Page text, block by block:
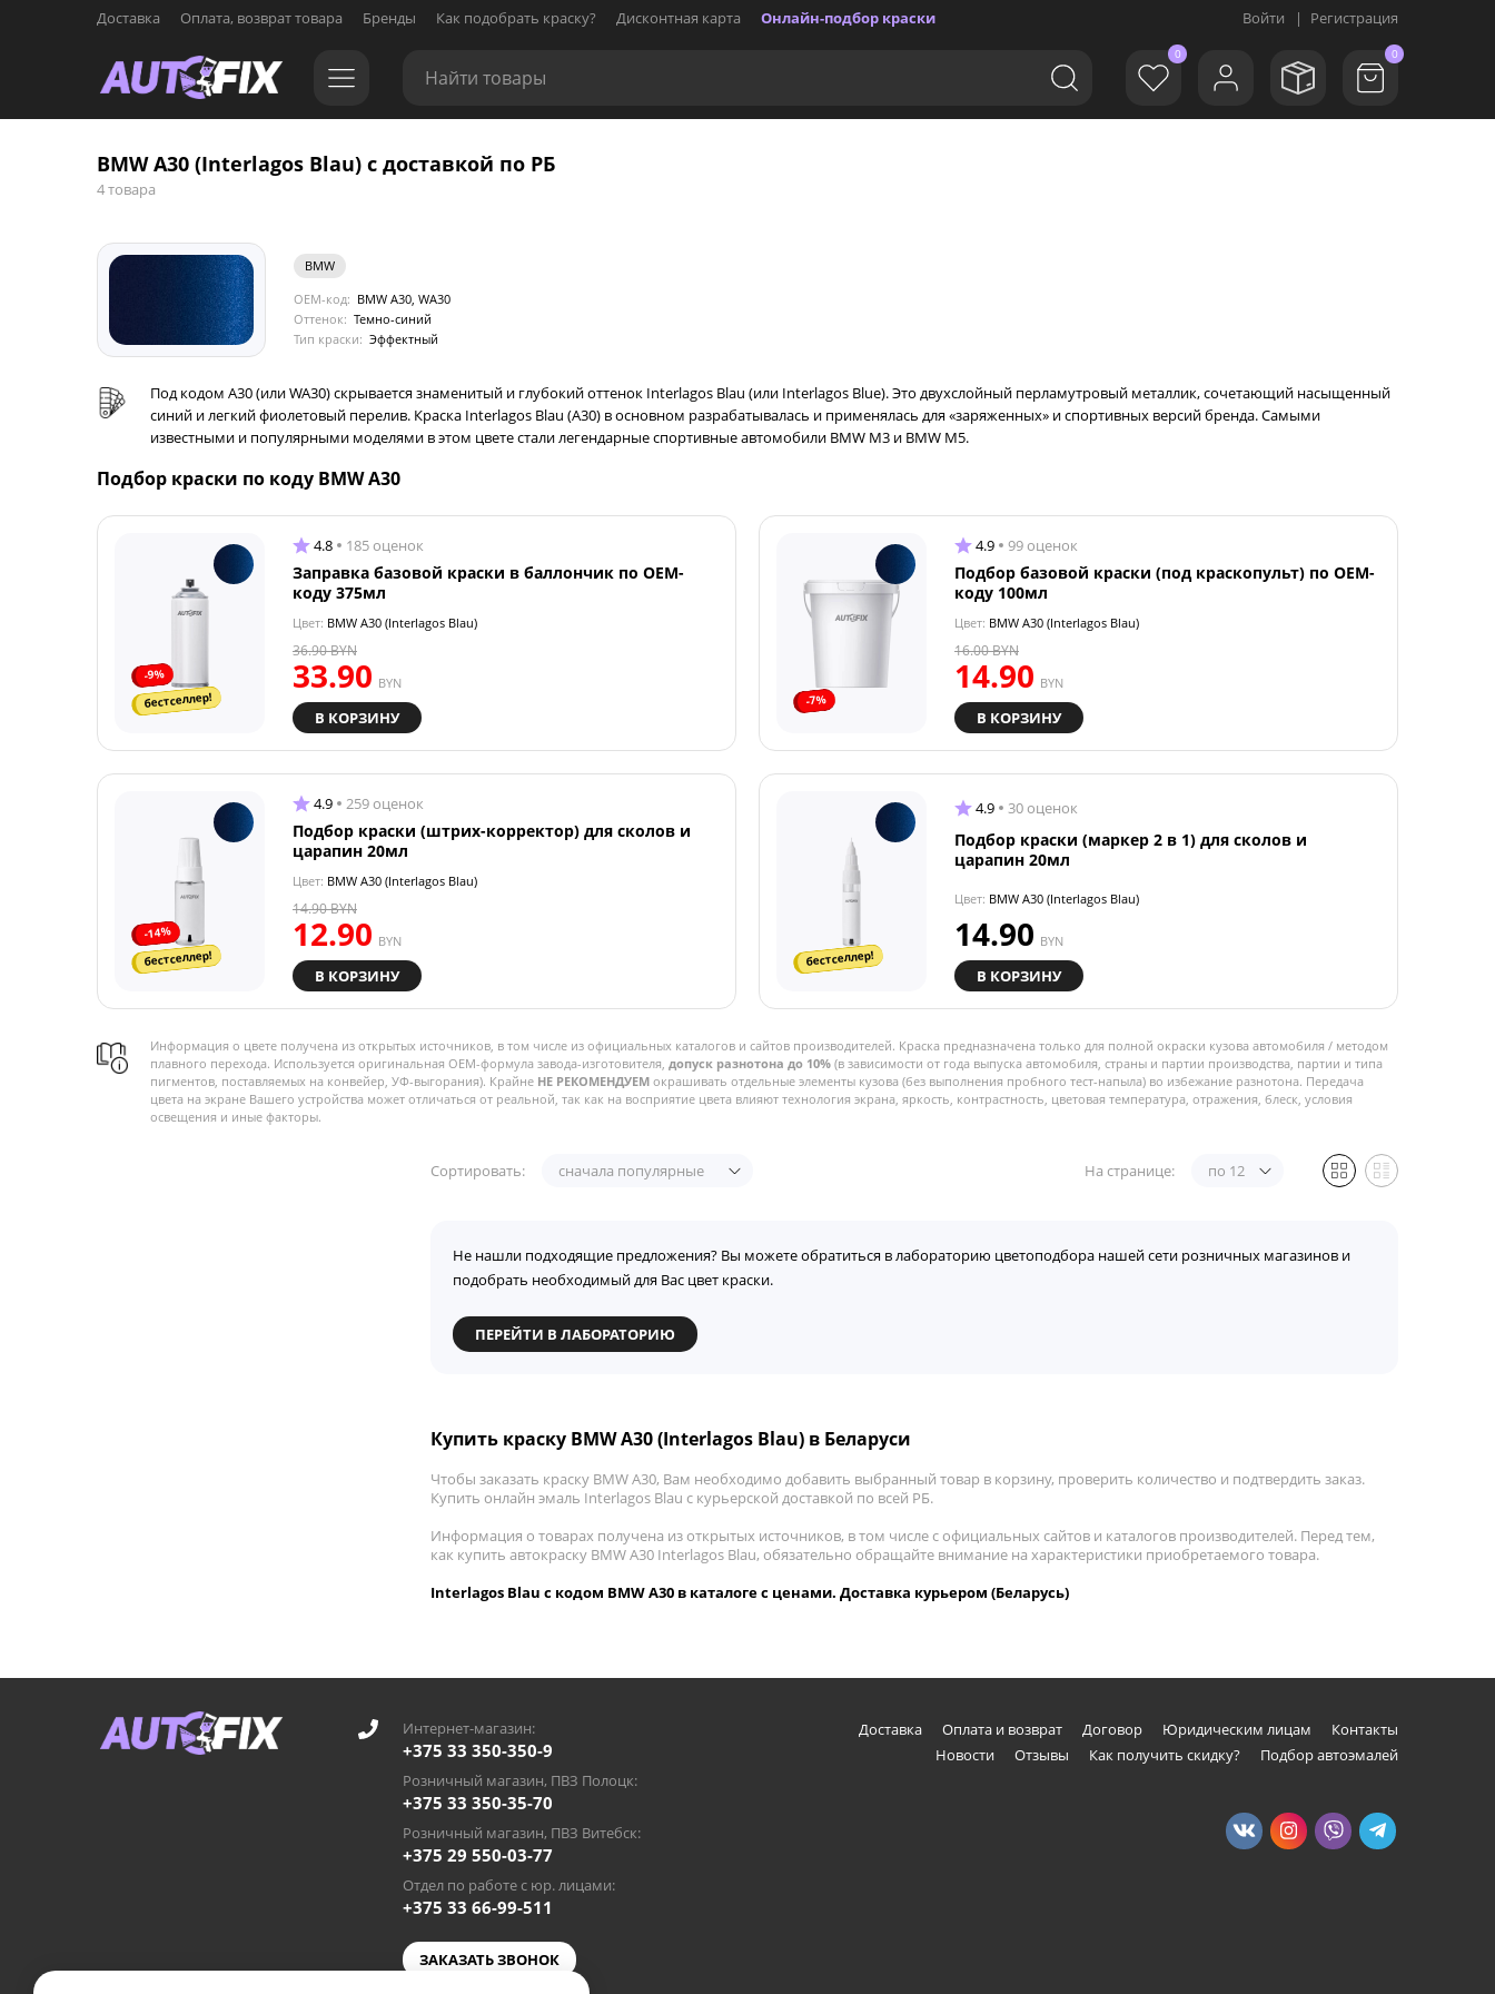
Доставка Оплата, возврат товара Бренды Как подобрать краску? Дисконтная карта Онлайн-подбор краски Войти | Регистрация
0 0
BMW A30 (Interlagos Blau) с доставкой по РБ
4 товара
BMW
OEM-код: BMW A30, WA30
Оттенок: Темно-синий
Тип краски: Эффектный
Под кодом A30 (или WA30) скрывается знаменитый и глубокий оттенок Interlagos Blau (или Interlagos Blue). Это двухслойный перламутровый металлик, сочетающий насыщенный
синий и легкий фиолетовый перелив. Краска Interlagos Blau (A30) в основном разрабатывалась и применялась для «заряженных» и спортивных версий бренда. Самыми
известными и популярными моделями в этом цвете стали легендарные спортивные автомобили BMW M3 и BMW M5.
Подбор краски по коду BMW A30
-9%
бестселлер!
4.8 185 оценок
Заправка базовой краски в баллончик по OEM-
коду 375мл
Цвет: BMW A30 (Interlagos Blau)
33.90 BYN
36.90BYN
В КОРЗИНУ
-7%
4.9 99 оценок
Подбор базовой краски (под краскопульт) по OEM-
коду 100мл
Цвет: BMW A30 (Interlagos Blau)
14.90 BYN
16.00BYN
В КОРЗИНУ
-14%
бестселлер!
4.9 259 оценок
Подбор краски (штрих-корректор) для сколов и
царапин 20мл
Цвет: BMW A30 (Interlagos Blau)
12.90 BYN
14.90BYN
В КОРЗИНУ
бестселлер!
4.9 30 оценок
Подбор краски (маркер 2 в 1) для сколов и
царапин 20мл
Цвет: BMW A30 (Interlagos Blau)
14.90 BYN
В КОРЗИНУ
Информация о цвете получена из открытых источников, в том числе из официальных каталогов и сайтов производителей. Краска предназначена только для полной окраски кузова автомобиля / методом
плавного перехода. Используется оригинальная OEM-формула завода-изготовителя, допуск разнотона до 10% (в зависимости от года выпуска автомобиля, страны и партии производства, партии и типа
пигментов, поставляемых на конвейер, УФ-выгорания). Крайне НЕ РЕКОМЕНДУЕМ окрашивать отдельные элементы кузова (без выполнения пробного тест-напыла) во избежание разнотона. Передача
цвета на экране Вашего устройства может отличаться от реальной, так как на восприятие цвета влияют технология экрана, яркость, контрастность, цветовая температура, отражения, блеск, условия
освещения и иные факторы.
Сортировать: сначала популярные На странице: по 12
Не нашли подходящие предложения? Вы можете обратиться в лабораторию цветоподбора нашей сети розничных магазинов и
подобрать необходимый для Вас цвет краски.
ПЕРЕЙТИ В ЛАБОРАТОРИЮ
Купить краску BMW A30 (Interlagos Blau) в Беларуси
Чтобы заказать краску BMW A30, Вам необходимо добавить выбранный товар в корзину, проверить количество и подтвердить заказ.
Купить онлайн эмаль Interlagos Blau с курьерской доставкой по всей РБ.
Информация о товарах получена из открытых источников, в том числе с официальных сайтов и каталогов производителей. Перед тем,
как купить автокраску BMW A30 Interlagos Blau, обязательно обращайте внимание на характеристики приобретаемого товара.
Interlagos Blau с кодом BMW A30 в каталоге с ценами. Доставка курьером (Беларусь)
Интернет-магазин:
+375 33 350-350-9
Розничный магазин, ПВЗ Полоцк:
+375 33 350-35-70
Розничный магазин, ПВЗ Витебск:
+375 29 550-03-77
Отдел по работе с юр. лицами:
+375 33 66-99-511
ЗАКАЗАТЬ ЗВОНОК
Доставка Оплата и возврат Договор Юридическим лицам
Контакты
Новости
Отзывы Как получить скидку? Подбор автоэмалей